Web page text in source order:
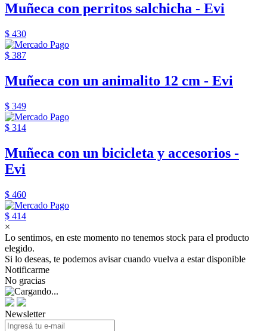
Muñeca con perritos salchicha - Evi
$ 430
$ 387
Muñeca con un animalito 12 cm - Evi
$ 349
$ 314
Muñeca con un bicicleta y accesorios -
Evi
$ 460
$ 414
×
Lo sentimos, en este momento no tenemos stock para el producto
elegido.
Si lo deseas, te podemos avisar cuando vuelva a estar disponible
Notificarme
No gracias
Newsletter